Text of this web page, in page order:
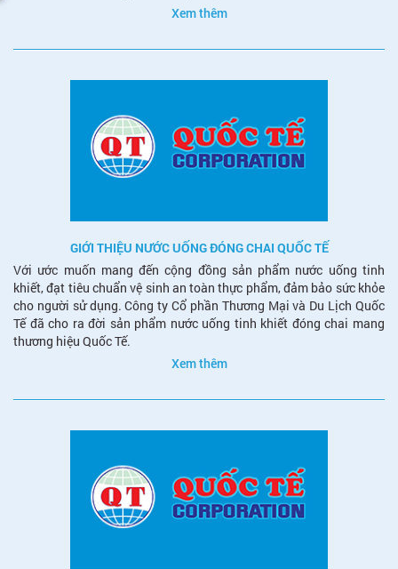
Xem thêm
GIỚI THIỆU NƯỚC UỐNG ĐÓNG CHAI QUỐC TẾ
Với ước muốn mang đến cộng đồng sản phẩm nước uống tinh
khiết, đạt tiêu chuẩn vệ sinh an toàn thực phẩm, đảm bảo sức khỏe
cho người sử dụng. Công ty Cổ phần Thương Mại và Du Lịch Quốc
Tế đã cho ra đời sản phẩm nước uống tinh khiết đóng chai mang
thương hiệu Quốc Tế.
Xem thêm